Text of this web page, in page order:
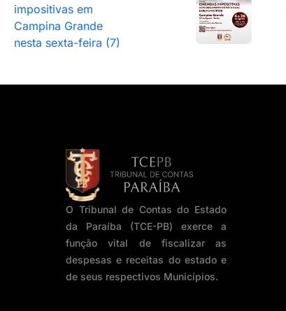
impositivas em
Campina Grande
nesta sexta-feira (7)
O Tribunal de Contas do Estado
da Paraíba (TCE-PB) exerce a
função vital de fiscalizar as
despesas e receitas do estado e
de seus respectivos Municípios.